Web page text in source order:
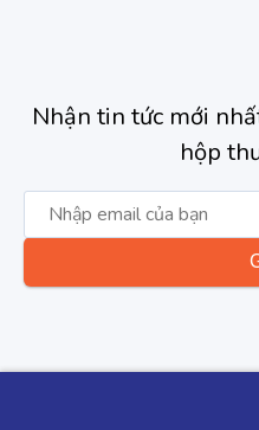
Nhận tin tức mới
hộp